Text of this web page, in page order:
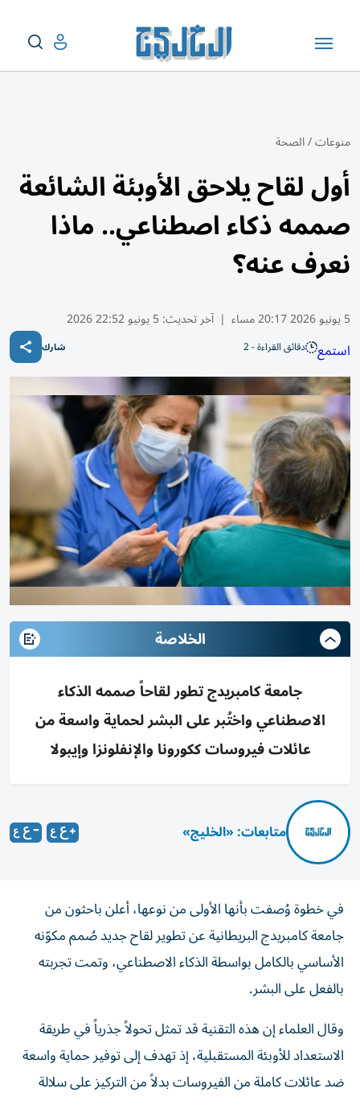
منوعات/الصحة
أول لقاح يلاحق الأوبئة الشائعة
صممه ذكاء اصطناعي.. ماذا
نعرف عنه؟
5 يونيو 2026 20:17 مساء | آخر تحديث:5 يونيو 22:52 2026
استمع دقائق القراءة - 2 شارك
الخلاصة
جامعة كامبريدج تطور لقاحاً صممه الذكاء
الاصطناعي واختُبر على البشر لحماية واسعة من
عائلات فيروسات ككورونا والإنفلونزا وإيبولا
متابعات: «الخليج»
في خطوة وُصفت بأنها الأولى من نوعها، أعلن باحثون من
جامعة كامبريدج البريطانية عن تطوير لقاح جديد صُمم مكوّنه
الأساسي بالكامل بواسطة الذكاء الاصطناعي، وتمت تجربته
بالفعل على البشر.
وقال العلماء إن هذه التقنية قد تمثل تحولاً جذرياً في طريقة
الاستعداد للأوبئة المستقبلية، إذ تهدف إلى توفير حماية واسعة
ضد عائلات كاملة من الفيروسات بدلاً من التركيز على سلالة